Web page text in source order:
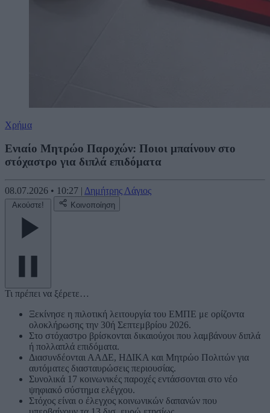
Χρήμα
Ενιαίο Μητρώο Παροχών: Ποιοι μπαίνουν στο
στόχαστρο για διπλά επιδόματα
08.07.2026 • 10:27 | Δημήτρης Λάγιος
Ακούστε! Κοινοποίηση
Τι πρέπει να ξέρετε…
Ξεκίνησε η πιλοτική λειτουργία του ΕΜΠΕ με ορίζοντα
ολοκλήρωσης την 30ή Σεπτεμβρίου 2026.
Στο στόχαστρο βρίσκονται δικαιούχοι που λαμβάνουν διπλά
ή πολλαπλά επιδόματα.
Διασυνδέονται ΑΑΔΕ, ΗΔΙΚΑ και Μητρώο Πολιτών για
αυτόματες διασταυρώσεις περιουσίας.
Συνολικά 17 κοινωνικές παροχές εντάσσονται στο νέο
ψηφιακό σύστημα ελέγχου.
Στόχος είναι ο έλεγχος κοινωνικών δαπανών που